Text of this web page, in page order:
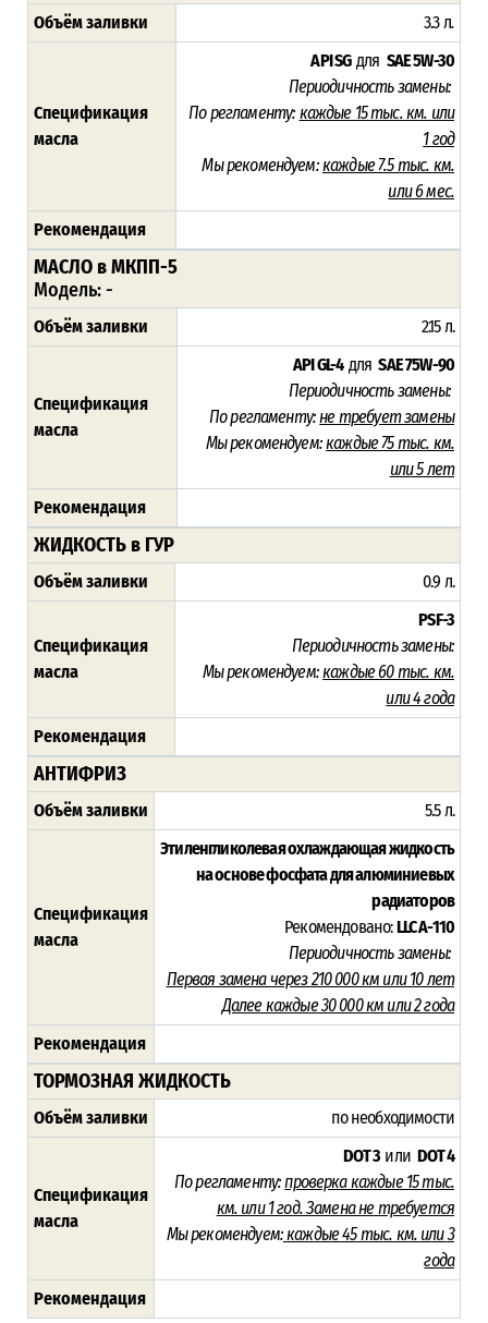
Объём заливки 3.3 л.
Спецификация
масла
API SG для SAE 5W-30
Периодичность замены:
По регламенту: каждые 15 тыс. км. или
1 год
Мы рекомендуем:каждые 7.5 тыс. км.
или 6 мес.
Рекомендация
МАСЛО в МКПП-5
Модель: -
Объём заливки 2.15 л.
Спецификация
масла
API GL-4 дляSAE 75W-90
Периодичность замены:
По регламенту:не требует замены
Мы рекомендуем:каждые 75 тыс. км.
или 5 лет
Рекомендация
ЖИДКОСТЬ в ГУР
Объём заливки 0.9 л.
Спецификация
масла
PSF-3
Периодичность замены:
Мы рекомендуем:каждые 60 тыс. км.
или 4 года
Рекомендация
АНТИФРИЗ
Объём заливки 5.5 л.
Спецификация
масла
Этиленгликолевая охлаждающая жидкость
на основе фосфата для алюминиевых
радиаторов
Рекомендовано:LLC A-110
Периодичность замены:
Первая замена через 210 000 км или 10 лет
Далее каждые 30 000 км или 2 года
Рекомендация
ТОРМОЗНАЯ ЖИДКОСТЬ
Объём заливки по необходимости
Спецификация
масла
DOT 3 илиDOT 4
По регламенту:проверка каждые 15 тыс.
км. или 1 год. Замена не требуется
Мы рекомендуем:каждые 45 тыс. км. или3
года
Рекомендация